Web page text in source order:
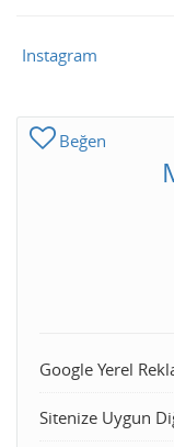
Instagram
Beğen
Google Yerel
Sitenize Uygun